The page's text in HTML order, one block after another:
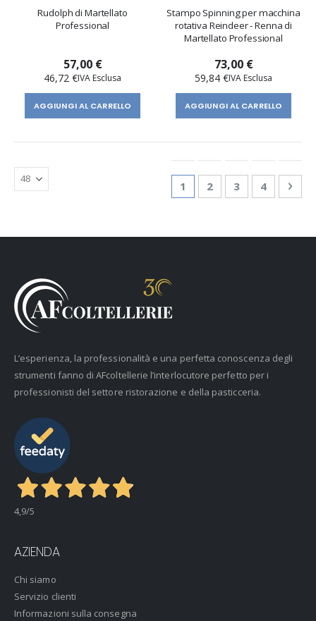
Rudolph di Martellato
Professional
57,00 €
46,72 €
AGGIUNGI AL CARRELLO
Stampo Spinning per macchina
rotativa Reindeer - Renna di
Martellato Professional
73,00 €
59,84 €
AGGIUNGI AL CARRELLO
Attualmente stai
1 Pagina
2 Pagina
3 Pagina
4
L’esperienza, la professionalità e una perfetta conoscenza degli
strumenti fanno di AFcoltellerie l’interlocutore perfetto per i
professionisti del settore ristorazione e della pasticceria.
4,9/5
AZIENDA
Chi siamo
Servizio clienti
Informazioni sulla consegna